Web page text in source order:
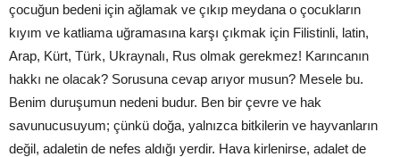
çocuğun bedeni için ağlamak ve çıkıp meydana o çocukların
kıyım ve katliama uğramasına karşı çıkmak için Filistinli, latin,
Arap, Kürt, Türk, Ukraynalı, Rus olmak gerekmez! Karıncanın
hakkı ne olacak? Sorusuna cevap arıyor musun? Mesele bu.
Benim duruşumun nedeni budur. Ben bir çevre ve hak
savunucusuyum; çünkü doğa, yalnızca bitkilerin ve hayvanların
değil, adaletin de nefes aldığı yerdir. Hava kirlenirse, adalet de